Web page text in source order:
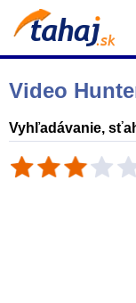
Video
Vyhľadávanie,